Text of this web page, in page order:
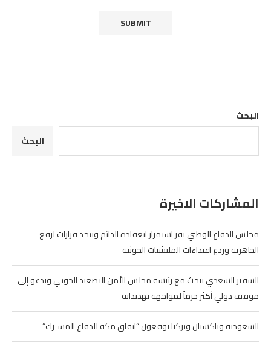
البحث
البحث
المشاركات الاخيرة
مجلس الدفاع الوطني يقر استمرار انعقاده الدائم ويتخذ قرارات لرفع
الجاهزية وردع اعتداءات المليشيات الحوثية
السفير السعدي يبحث مع رئيسة مجلس الأمن التصعيد الحوثي ويدعو إلى
موقف دولي أكثر حزماً لمواجهة تهديداته
السعودية وباكستان وتركيا يوقعون “اتفاق مكة للدفاع المشترك”